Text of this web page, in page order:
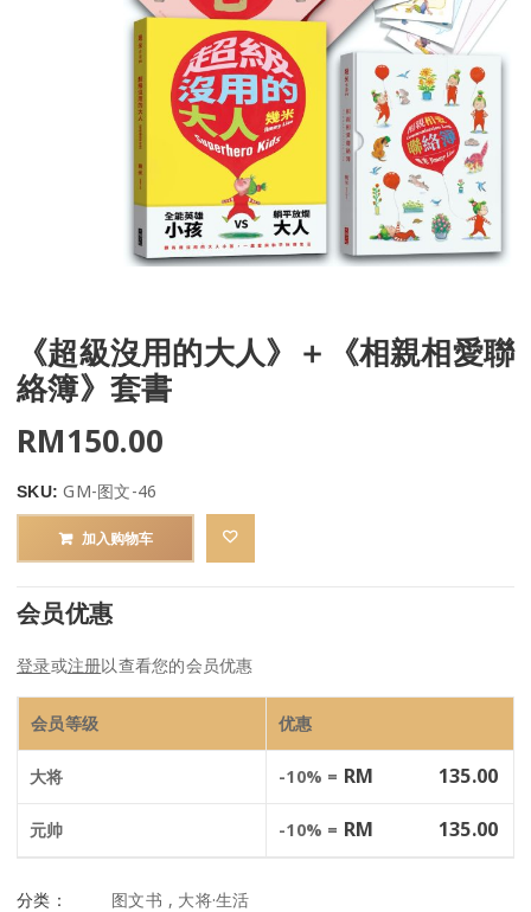
《超級沒用的大人》＋《相親相愛聯
絡簿》套書
RM150.00
SKU:GM-图文-46
加入购物车
会员优惠
登录或注册以查看您的会员优惠
会员等级 优惠
大将 -10% = RM 135.00
元帅 -10% = RM 135.00
分类： 图文书 , 大将·生活